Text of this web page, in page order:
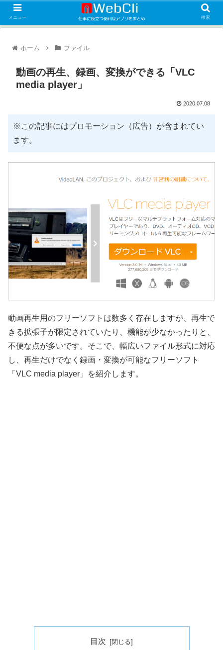
ホーム ファイル
動画の再生、録画、変換ができる「VLC
media player」
2020.07.08
※この記事にはプロモーション（広告）が含まれてい
ます。
動画再生用のフリーソフトは数多く存在しますが、再生で
きる拡張子が限定されていたり、機能が少なかったりと、
不便な点が多いです。そこで、幅広いファイル形式に対応
し、再生だけでなく録画・変換が可能なフリーソフト
「VLC media player」を紹介します。
目次
メニュー 検索